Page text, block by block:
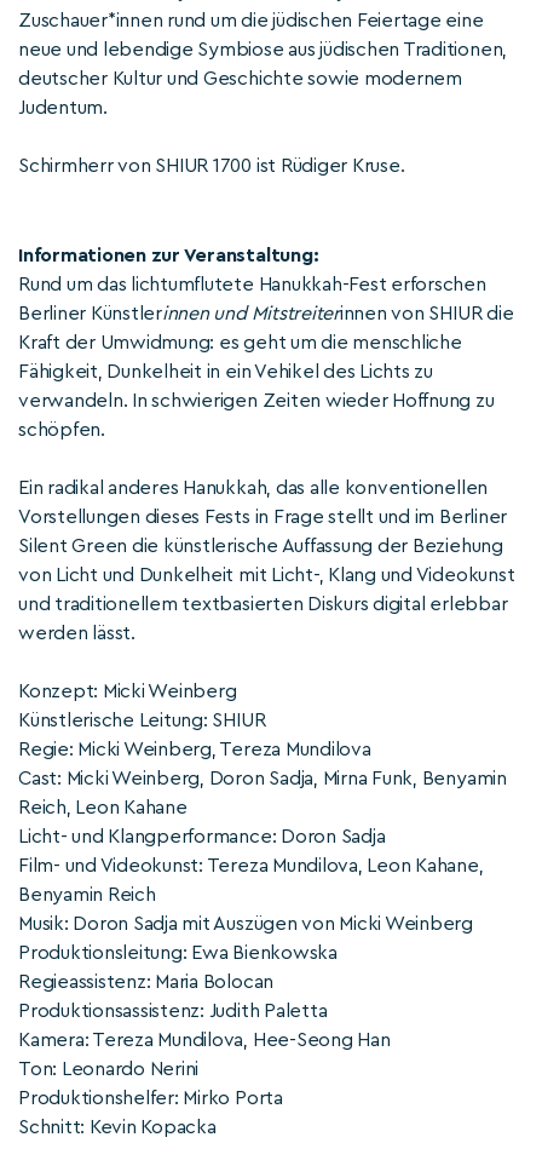
Zuschauer*innen rund um die jüdischen Feiertage eine
neue und lebendige Symbiose aus jüdischen Traditionen,
deutscher Kultur und Geschichte sowie modernem
Judentum.
Schirmherr von SHIUR 1700 ist Rüdiger Kruse.
Informationen zur Veranstaltung:
Rund um das lichtumflutete Hanukkah-Fest erforschen
Berliner Künstlerinnen und Mitstreiterinnen von SHIUR die
Kraft der Umwidmung: es geht um die menschliche
Fähigkeit, Dunkelheit in ein Vehikel des Lichts zu
verwandeln. In schwierigen Zeiten wieder Hoffnung zu
schöpfen.
Ein radikal anderes Hanukkah, das alle konventionellen
Vorstellungen dieses Fests in Frage stellt und im Berliner
Silent Green die künstlerische Auffassung der Beziehung
von Licht und Dunkelheit mit Licht-, Klang und Videokunst
und traditionellem textbasierten Diskurs digital erlebbar
werden lässt.
Konzept: Micki Weinberg
Künstlerische Leitung: SHIUR
Regie: Micki Weinberg, Tereza Mundilova
Cast: Micki Weinberg, Doron Sadja, Mirna Funk, Benyamin
Reich, Leon Kahane
Licht- und Klangperformance: Doron Sadja
Film- und Videokunst: Tereza Mundilova, Leon Kahane,
Benyamin Reich
Musik: Doron Sadja mit Auszügen von Micki Weinberg
Produktionsleitung: Ewa Bienkowska
Regieassistenz: Maria Bolocan
Produktionsassistenz: Judith Paletta
Kamera: Tereza Mundilova, Hee-Seong Han
Ton: Leonardo Nerini
Produktionshelfer: Mirko Porta
Schnitt: Kevin Kopacka